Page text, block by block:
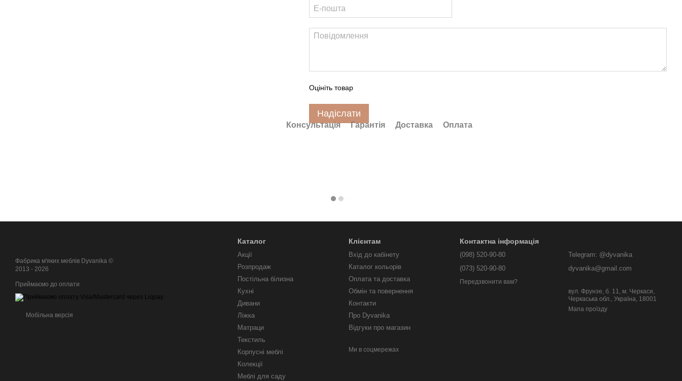
Оцініть товар
Надіслати
Консультація Гарантія Доставка Оплата
Фабрика м'яких меблів Dyvanika ©
2013 - 2026
Приймаємо до оплати
Мобільна версія
Каталог
Акції
Розпродаж
Постільна білизна
Кухні
Дивани
Ліжка
Матраци
Текстиль
Корпусні меблі
Колекції
Меблі для саду
Клієнтам
Вхід до кабінету
Каталог кольорів
Оплата та доставка
Обмін та повернення
Контакти
Про Dyvanika
Відгуки про магазин
Ми в соцмережах
Контактна інформація
(098) 520-90-80
(073) 520-90-80
Передзвонити вам?
Telegram: @dyvanika
dyvanika@gmail.com
вул. Фрунзе, б. 11, м. Черкаси,
Черкаська обл., Україна, 18001
Мапа проїзду